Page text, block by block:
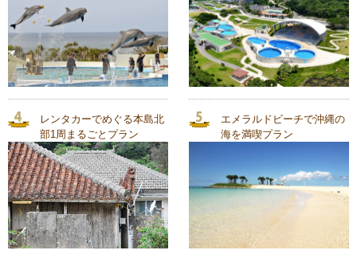
レンタカーでめぐる本島北
部1周まるごとプラン
エメラルドビーチで沖縄の
海を満喫プラン